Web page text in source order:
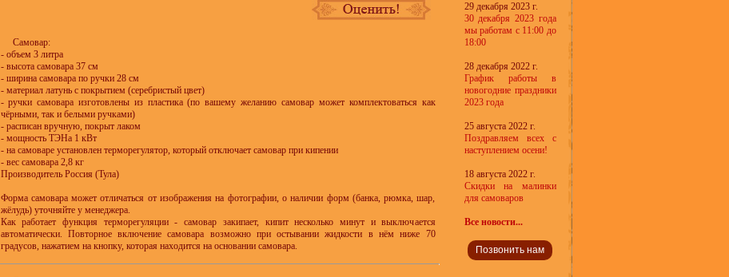
Самовар:
- объем 3 литра
- высота самовара 37 см
- ширина самовара по ручки 28 см
- материал латунь с покрытием (серебристый цвет)
- ручки самовара изготовлены из пластика (по вашему желанию самовар может комплектоваться как
чёрными, так и белыми ручками)
- расписан вручную, покрыт лаком
- мощность ТЭНа 1 кВт
- на самоваре установлен терморегулятор, который отключает самовар при кипении
- вес самовара 2,8 кг
Производитель Россия (Тула)
Форма самовара может отличаться от изображения на фотографии, о наличии форм (банка, рюмка, шар,
жёлудь) уточняйте у менеджера.
Как работает функция терморегуляции - самовар закипает, кипит несколько минут и выключается
автоматически. Повторное включение самовара возможно при остывании жидкости в нём ниже 70
градусов, нажатием на кнопку, которая находится на основании самовара.
29 декабря 2023 г.
30 декабря 2023 года
мы работам с 11:00 до
18:00
28 декабря 2022 г.
График работы в
новогодние праздники
2023 года
25 августа 2022 г.
Поздравляем всех с
наступлением осени!
18 августа 2022 г.
Скидки на малинки
для самоваров
Все новости...
Позвонить нам